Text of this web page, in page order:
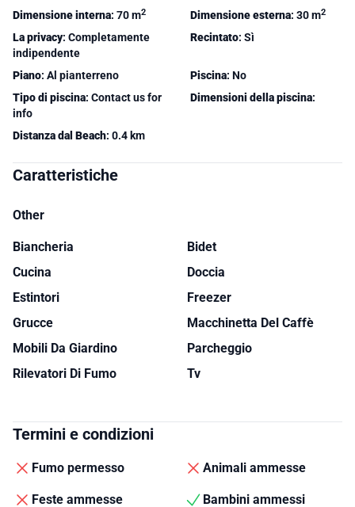
Dimensione interna: 70 m2 Dimensione esterna: 30 m2
La privacy: Completamente
indipendente
Recintato: Sì
Piano: Al pianterreno Piscina: No
Tipo di piscina: Contact us for
info
Dimensioni della piscina:
Distanza dal Beach: 0.4 km
Caratteristiche
Other
Biancheria
Bidet
Cucina
Doccia
Estintori
Freezer
Grucce
Macchinetta Del Caffè
Mobili Da Giardino
Parcheggio
Rilevatori Di Fumo
Tv
Termini e condizioni
Fumo permesso Animali ammesse
Feste ammesse Bambini ammessi